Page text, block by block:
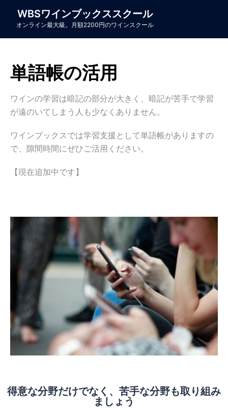
WBSワインブックススクール
オンライン最大級。月額2200円のワインスクール
単語帳の活用
ワインの学習は暗記の部分が大きく、暗記が苦手で学習
が遠のいてしまう人も少なくありません。
ワインブックスでは学習支援として単語帳がありますの
で、隙間時間にぜひご活用ください。
【現在追加中です】
得意な分野だけでなく、苦手な分野も取り組み
ましょう